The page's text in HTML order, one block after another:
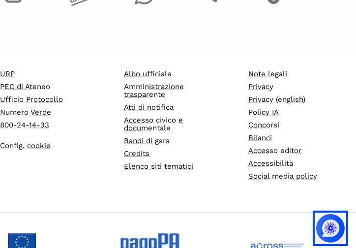
URP
PEC di Ateneo
Ufficio Protocollo
Numero Verde
800-24-14-33
Config. cookie
Albo ufficiale
Amministrazione
trasparente
Atti di notifica
Accesso civico e
documentale
Bandi di gara
Credits
Elenco siti tematici
Note legali
Privacy
Privacy (english)
Policy IA
Concorsi
Bilanci
Accesso editor
Accessibilità
Social media policy